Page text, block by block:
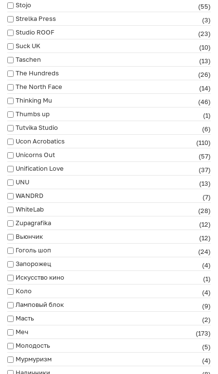
Stojo
(55)
Strelka Press
(3)
Studio ROOF
(23)
Suck UK
(10)
Taschen
(13)
The Hundreds
(26)
The North Face
(14)
Thinking Mu
(46)
Thumbs up
(1)
Tutvika Studio
(6)
Ucon Acrobatics
(110)
Unicorns Out
(57)
Unification Love
(37)
UNU
(13)
WANDRD
(7)
WhiteLab
(28)
Zupagrafika
(12)
Вьюнчик
(12)
Гоголь шоп
(24)
Запорожец
(4)
Искусство кино
(1)
Коло
(4)
Ламповый блок
(9)
Масть
(2)
Меч
(173)
Молодость
(5)
Мурмуризм
(4)